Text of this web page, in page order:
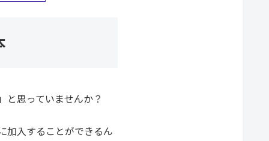
と思っていませんか？
加入することができるん